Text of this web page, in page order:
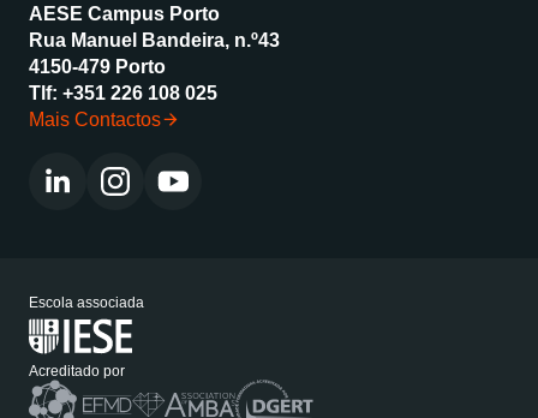
AESE Campus Porto
Rua Manuel Bandeira, n.º43
4150-479 Porto
Tlf: +351 226 108 025
Mais Contactos
Escola associada
Acreditado por